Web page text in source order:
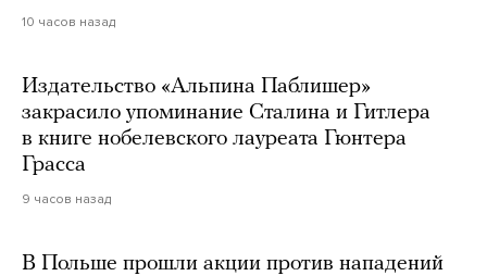
10 часов назад
Издательство «Альпина Паблишер»
закрасило упоминание Сталина и Гитлера
в книге нобелевского лауреата Гюнтера
Грасса
9 часов назад
В Польше прошли акции против нападений